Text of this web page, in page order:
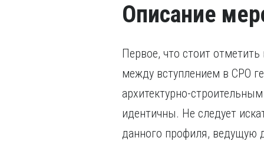
Описание
Первое, что стоит
между вступлением в СРО
архитектурно-
идентичны. Не следует
данного профиля, ведущую